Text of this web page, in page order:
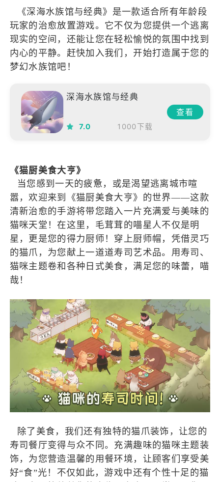
《深海水族馆与经典》是一款适合所有年龄段
玩家的治愈放置游戏。它不仅为您提供一个逃离
现实的空间，还能让您在轻松愉悦的氛围中找到
内心的平静。赶快加入我们，开始打造属于您的
梦幻水族馆吧！
深海水族馆与经典
7.0 1000下载
查看
《猫厨美食大亨》
当您感到一天的疲惫，或是渴望逃离城市喧
嚣，欢迎来到《猫厨美食大亨》的世界——这款
清新治愈的手游将带您踏入一片充满爱与美味的
猫咪天堂！在这里，毛茸茸的喵星人不仅是明
星，更是您的得力厨师！穿上厨师帽，凭借灵巧
的猫爪，为您献上一道道寿司艺术品。用寿司、
猫咪主题卷和各种日式美食，满足您的味蕾，喵
哉！
除了美食，我们还有独特的猫爪装饰，让您的
寿司餐厅变得与众不同。充满趣味的猫咪主题装
饰，为您营造温馨的用餐环境，让顾客们享受美
好“食”光！不仅如此，游戏中还有个性十足的猫